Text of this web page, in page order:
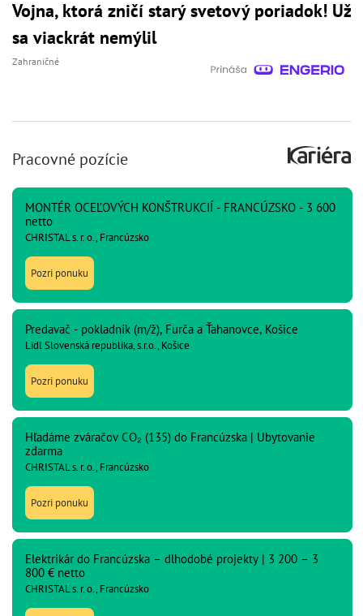
Vojna, ktorá zničí starý svetový poriadok! Už
sa viackrát nemýlil
Zahraničné
Pracovné pozície
MONTÉR OCEĽOVÝCH KONŠTRUKCIÍ - FRANCÚZSKO - 3 600
netto
CHRISTAL s. r. o., Francúzsko
Pozri ponuku
Predavač - pokladník (m/ž), Furča a Ťahanovce, Košice
Lidl Slovenská republika, s.r.o., Košice
Pozri ponuku
Hľadáme zváračov CO₂ (135) do Francúzska | Ubytovanie
zdarma
CHRISTAL s. r. o., Francúzsko
Pozri ponuku
Elektrikár do Francúzska – dlhodobé projekty | 3 200 – 3
800 € netto
CHRISTAL s. r. o., Francúzsko